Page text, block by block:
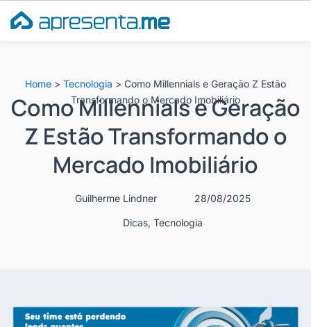
para
Home > Tecnologia > Como Millennials e Geração Z Estão
Transformando o Mercado Imobiliário
Como Millennials e Geração
Z Estão Transformando o
Mercado Imobiliário
Guilherme Lindner 28/08/2025
Dicas, Tecnologia